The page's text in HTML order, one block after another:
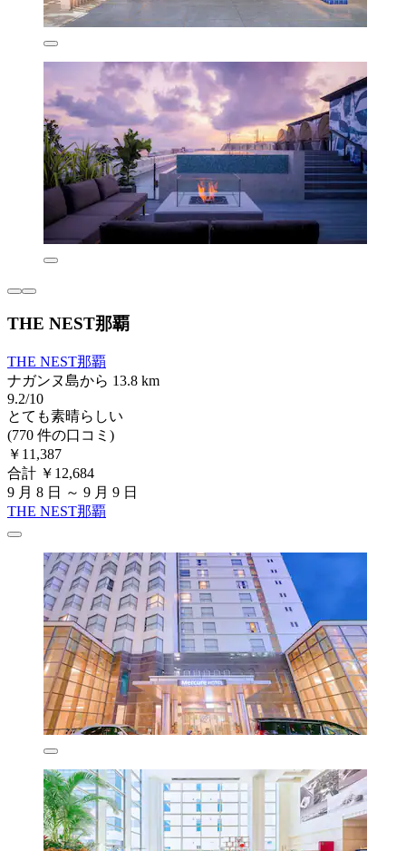
THE NEST那覇
THE NEST那覇
ナガンヌ島から 13.8 km
9.2/10
とても素晴らしい
(770 件の口コミ)
￥11,387
合計 ￥12,684
9 月 8 日 ～ 9 月 9 日
THE NEST那覇